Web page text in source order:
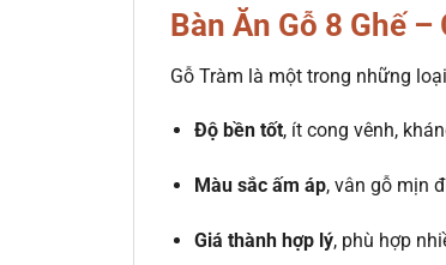
Bàn Ăn Gỗ 8 Ghế –
Gỗ Tràm là một trong những
Độ bền tốt, ít cong vênh,
Màu sắc ấm áp, vân gỗ mịn
Giá thành hợp lý, phù hợp